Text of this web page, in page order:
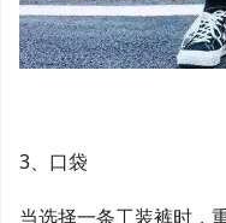
3、口袋
当选择一条工装裤时，